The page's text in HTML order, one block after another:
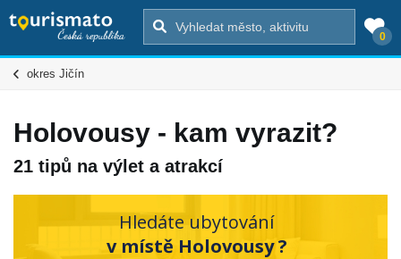
0
okres Jičín
Holovousy - kam vyrazit?
21 tipů na výlet a atrakcí
Hledáte ubytování
v místě Holovousy ?